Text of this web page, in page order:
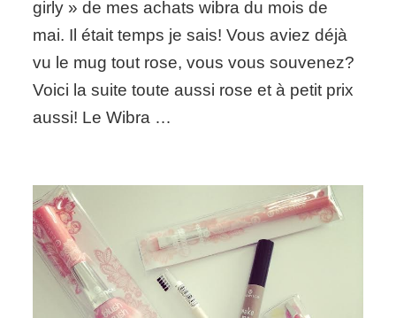
#2
girly » de mes achats wibra du mois de
mai. Il était temps je sais! Vous aviez déjà
vu le mug tout rose, vous vous souvenez?
Voici la suite toute aussi rose et à petit prix
aussi! Le Wibra …